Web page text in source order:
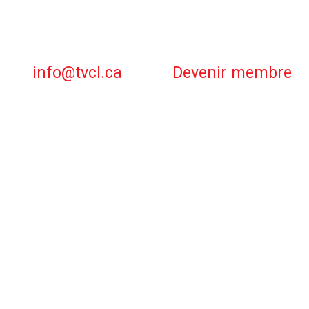
info@tvcl.ca Devenir membre